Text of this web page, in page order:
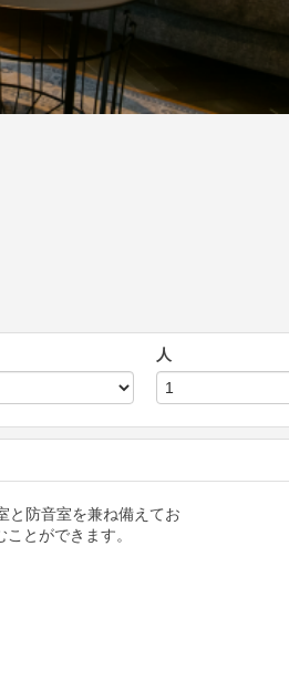
人
と防音室を兼ね備えてお
とができます。